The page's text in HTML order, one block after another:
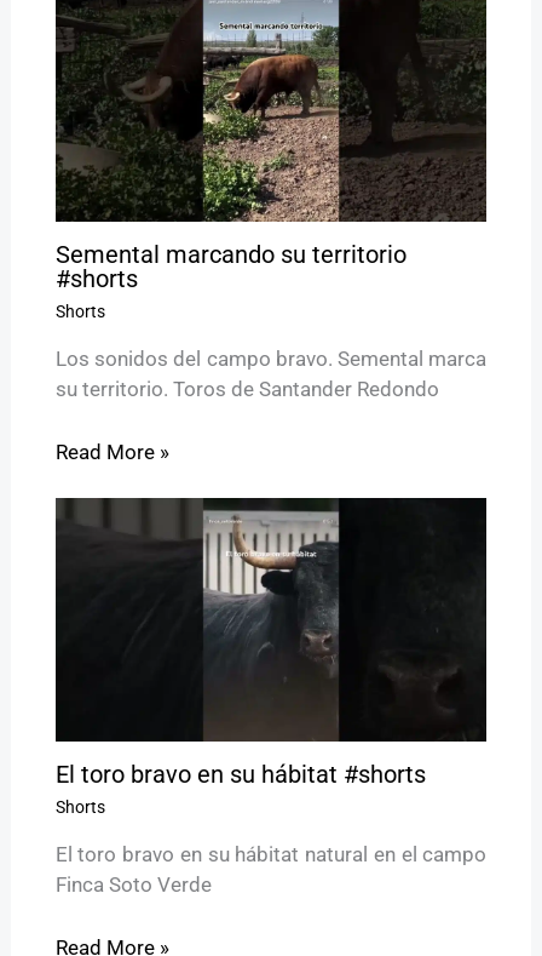
Semental marcando su territorio
#shorts
Shorts
Los sonidos del campo bravo. Semental marca
su territorio. Toros de Santander Redondo
Read More »
El toro bravo en su hábitat #shorts
Shorts
El toro bravo en su hábitat natural en el campo
Finca Soto Verde
Read More »